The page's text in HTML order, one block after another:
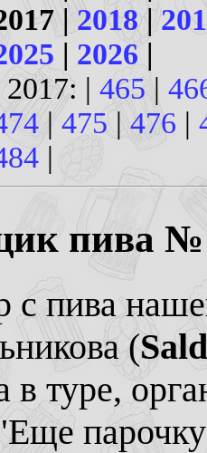
| 2018|
| 2026|
2017: | 465|
|475 |476 |
|
пива №
с пива
(
в туре,